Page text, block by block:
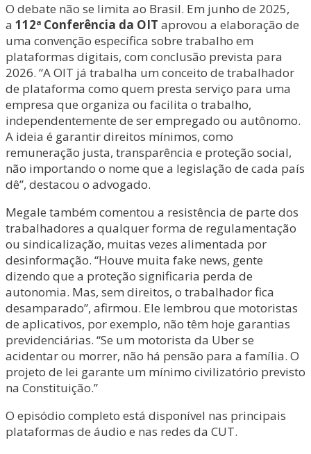
O debate não se limita ao Brasil. Em junho de 2025,
a 112ª Conferência da OIT aprovou a elaboração de
uma convenção específica sobre trabalho em
plataformas digitais, com conclusão prevista para
2026. “A OIT já trabalha um conceito de trabalhador
de plataforma como quem presta serviço para uma
empresa que organiza ou facilita o trabalho,
independentemente de ser empregado ou autônomo.
A ideia é garantir direitos mínimos, como
remuneração justa, transparência e proteção social,
não importando o nome que a legislação de cada país
dê”, destacou o advogado.
Megale também comentou a resistência de parte dos
trabalhadores a qualquer forma de regulamentação
ou sindicalização, muitas vezes alimentada por
desinformação. “Houve muita fake news, gente
dizendo que a proteção significaria perda de
autonomia. Mas, sem direitos, o trabalhador fica
desamparado”, afirmou. Ele lembrou que motoristas
de aplicativos, por exemplo, não têm hoje garantias
previdenciárias. “Se um motorista da Uber se
acidentar ou morrer, não há pensão para a família. O
projeto de lei garante um mínimo civilizatório previsto
na Constituição.”
O episódio completo está disponível nas principais
plataformas de áudio e nas redes da CUT.